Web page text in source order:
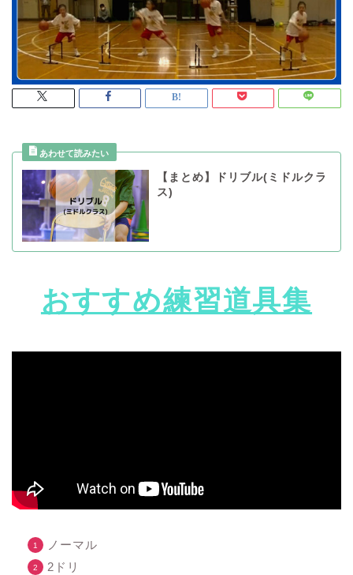
【まとめ】ドリブル(ミドルクラ
ス)
おすすめ練習道具集
ノーマル
2ドリ